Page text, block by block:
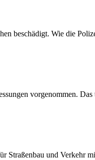
beschädigt. Wie die
vorgenommen.
Straßenbau und Verkehr